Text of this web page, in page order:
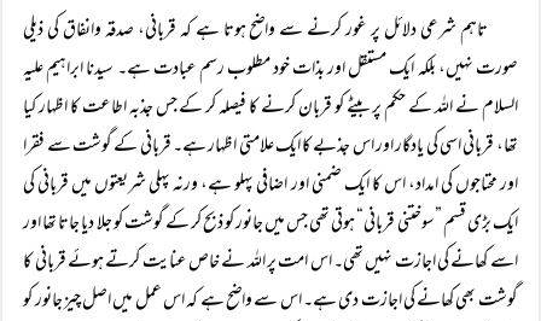
تاہم شرعی دلائل پر غور کرنے سے واضح ہوتا ہے کہ قربانی، صدقہ وانفاق کی ذیلی
صورت نہیں، بلکہ ایک مستقل اور بذات خود مطلوب رسم عبادت ہے۔ سیدنا ابراہیم علیہ
السلام نے اللہ کے حکم پر بیٹے کو قربان کرنے کا فیصلہ کر کے جس جذبہ اطاعت کا اظہار کیا
تھا، قربانی اسی کی یادگار اور اس جذبے کا ایک علامتی اظہار ہے۔ قربانی کے گوشت سے فقرا
اور محتاجوں کی امداد، اس کا ایک ضمنی اور اضافی پہلو ہے، ورنہ پہلی شریعتوں میں قربانی کی
ایک بڑی قسم ”سوختنی قربانی“ ہوتی تھی جس میں جانور کو ذبح کر کے گوشت کو جلا دیا جاتا تھا اور
اسے کھانے کی اجازت نہیں تھی۔ اس امت پر اللہ نے خاص عنایت کرتے ہوئے قربانی کا
گوشت بھی کھانے کی اجازت دی ہے۔ اس سے واضح ہے کہ اس عمل میں اصل چیز جانور کو